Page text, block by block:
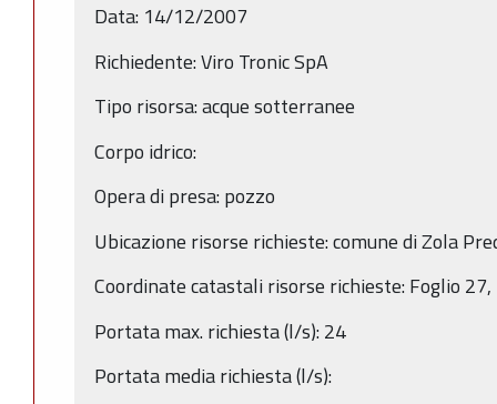
Data: 14/12/2007
Richiedente: Viro Tronic SpA
Tipo risorsa: acque sotterranee
Corpo idrico:
Opera di presa: pozzo
Ubicazione risorse richieste: comune di Zola
Coordinate catastali risorse richieste: Foglio
Portata max. richiesta (l/s): 24
Portata media richiesta (l/s):